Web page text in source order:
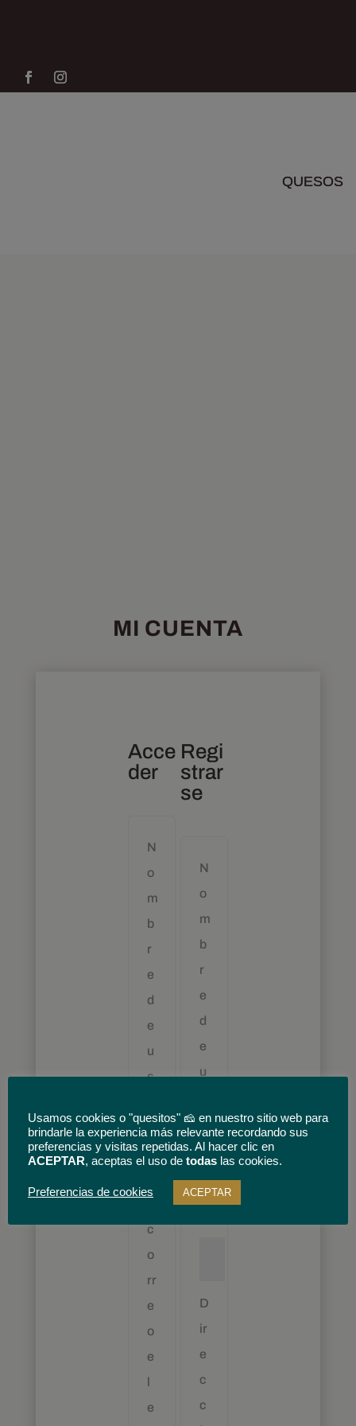
MI CUENTA
Acce
der
N
o
m
b
r
e
d
e
u
s
a
ri
c
o
rr
e
o
e
e
Regi
strar
se
N
o
m
b
r
e
d
e
u
u
a
o
*Obligatorio
D
ir
e
c
c
Usamos cookies o "quesitos" 🧀 en nuestro sitio web para
brindarle la experiencia más relevante recordando sus
preferencias y visitas repetidas. Al hacer clic en
ACEPTAR, aceptas el uso de todas las cookies.
Preferencias de cookies ACEPTAR